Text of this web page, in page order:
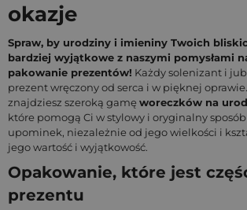
okazje
Spraw, by urodziny i imieniny Twoich
bardziej wyjątkowe z naszymi pomysłami
pakowanie prezentów! Każdy solenizant i
prezent wręczony od serca i w pięknej
znajdziesz szeroką gamę woreczków na
które pomogą Ci w stylowy i oryginalny
upominek, niezależnie od jego wielkości i
jego wartość i wyjątkowość.
Opakowanie, które jest
prezentu